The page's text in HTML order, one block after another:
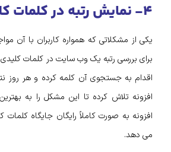
۴- نمایش رتبه در کلمات کلیدی
یکی از مشکلاتی که همواره کاربران با آن
برای بررسی رتبه یک وب سایت در کلمات
اقدام به جستجوی آن کلمه کرده و هر روز
افزونه تلاش کرده تا این مشکل را به
افزونه به صورت کاملاً رایگان جایگاه
می دهد.